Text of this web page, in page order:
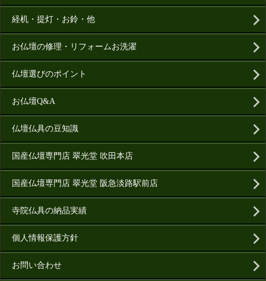
経机・提灯・お鈴・他
お仏壇の修理・リフォームお洗濯
仏壇選びのポイント
お仏壇Q&A
仏壇仏具の豆知識
国産仏壇専門店 翠光堂 吹田本店
国産仏壇専門店 翠光堂 阪急淡路駅前店
寺院仏具の納品実績
個人情報保護方針
お問い合わせ